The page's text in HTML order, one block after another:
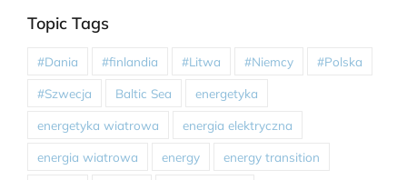
Topic Tags
#Dania #finlandia #Litwa #Niemcy #Polska
#Szwecja Baltic Sea energetyka
energetyka wiatrowa energia elektryczna
energia wiatrowa energy energy transition